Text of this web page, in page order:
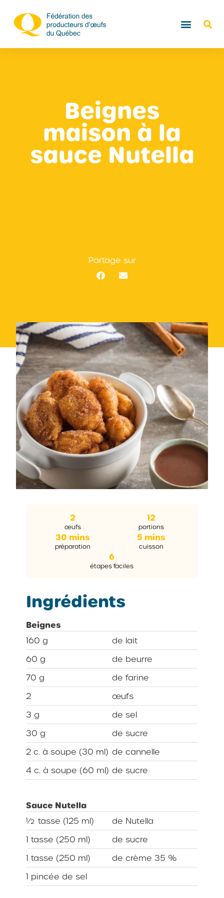
Beignes
maison à la
sauce Nutella
Partage sur
2
œufs
12
portions
30 mins
préparation
5 mins
cuisson
6
étapes faciles
Ingrédients
Beignes
160 g
de lait
60 g
de beurre
70 g
de farine
2
œufs
3 g
de sel
30 g
de sucre
2 c. à soupe (30 ml) de cannelle
4 c. à soupe (60 ml) de sucre
Sauce Nutella
½ tasse (125 ml)
de Nutella
1 tasse (250 ml)
de sucre
1 tasse (250 ml)
de crème 35 %
1 pincée de sel